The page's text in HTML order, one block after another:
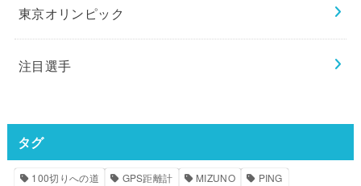
東京オリンピック
注目選手
タグ
100切りへの道 GPS距離計 MIZUNO
PING